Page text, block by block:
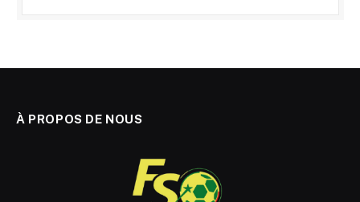
À PROPOS DE NOUS